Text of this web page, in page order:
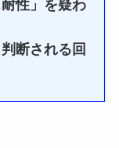
性」を疑わ
断される回